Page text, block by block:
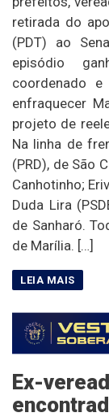
retirada do
(PDT) ao
episódio
coordenado
enfraquecer
projeto de
Na linha de
(PRD), de São
Canhotinho;
Duda Lira
de Sanharó.
de Marília. […]
Ex-